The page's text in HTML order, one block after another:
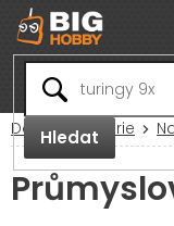
Přejít
na
obsah
Hledat
Domů Baterie